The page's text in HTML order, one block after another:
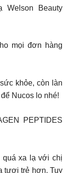
Welson Beauty
mọi đơn hàng
khỏe, còn làn
Nucos lo nhé!
PEPTIDES
quá xa lạ với chị
tươi trẻ hơn. Tuy